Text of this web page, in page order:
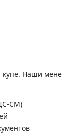
Наши
СМ)